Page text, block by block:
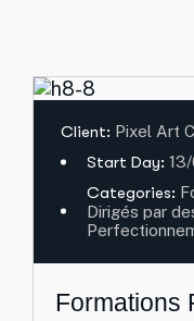
Client: Pixel Art
Start Day:
Categories:
Dirigés par
Formations